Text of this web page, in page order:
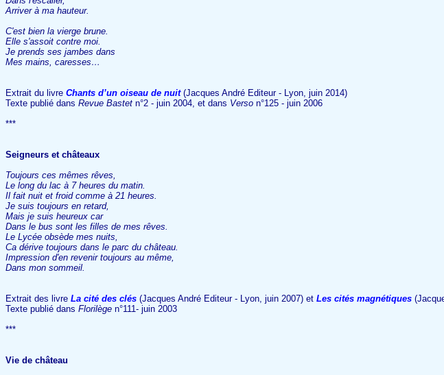
Arriver à ma hauteur.
C'est bien la vierge brune.
Elle s'assoit contre moi.
Je prends ses jambes dans
Mes mains, caresses…
Extrait du livre Chants d’un oiseau de nuit(Jacques André Editeur - Lyon, juin 2014)
Texte publié dans Revue Bastet n°2 - juin 2004, et dans Verso n°125 - juin 2006
***
Seigneurs et châteaux
Toujours ces mêmes rêves,
Le long du lac à 7 heures du matin.
Il fait nuit et froid comme à 21 heures.
Je suis toujours en retard,
Mais je suis heureux car
Dans le bus sont les filles de mes rêves.
Le Lycée obsède mes nuits,
Ca dérive toujours dans le parc du château.
Impression d'en revenir toujours au même,
Dans mon sommeil.
Extrait des livre La cité des clés (Jacques André Editeur - Lyon, juin 2007) et Les cités magnétiques
Texte publié dans Florilège n°111- juin 2003
***
Vie de château